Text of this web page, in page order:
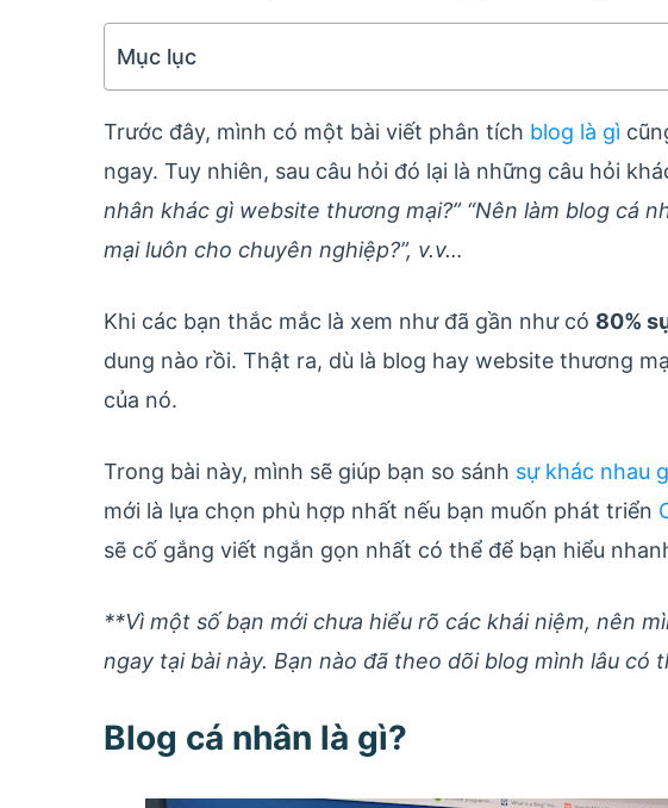
Mục lục
Trước đây, mình có một bài viết phân tích blog là gì
ngay. Tuy nhiên, sau câu hỏi đó lại là những câu hỏi
nhân khác gì website thương mại?” “Nên làm blog cá
mại luôn cho chuyên nghiệp?”, v.v…
Khi các bạn thắc mắc là xem như đã gần như có 80%
dung nào rồi. Thật ra, dù là blog hay website thương
của nó.
Trong bài này, mình sẽ giúp bạn so sánh sự khác nhau
mới là lựa chọn phù hợp nhất nếu bạn muốn phát triển
sẽ cố gắng viết ngắn gọn nhất có thể để bạn hiểu
**Vì một số bạn mới chưa hiểu rõ các khái niệm, nên
ngay tại bài này. Bạn nào đã theo dõi blog mình lâu có
Blog cá nhân là gì?